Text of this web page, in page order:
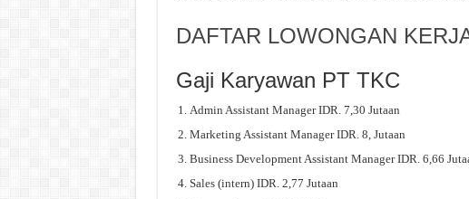
DAFTAR LOWONGAN
Gaji Karyawan PT TKC
Admin Assistant Manager IDR. 7,30 Jutaan
Marketing Assistant Manager IDR. 8, Jutaan
Business Development Assistant Manager IDR. 6,66
Sales (intern) IDR. 2,77 Jutaan